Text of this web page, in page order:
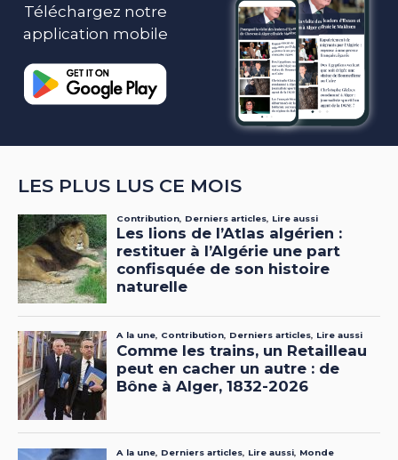
Téléchargez notre
application mobile
LES PLUS LUS CE MOIS